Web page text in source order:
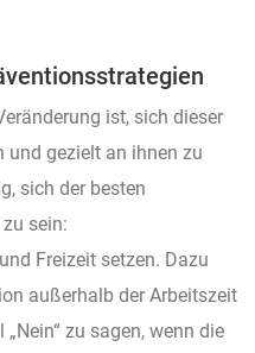
ist, sich dieser
und gezielt an ihnen zu
sich der besten
sein:
Freizeit setzen. Dazu
außerhalb der Arbeitszeit
zu sagen, wenn die